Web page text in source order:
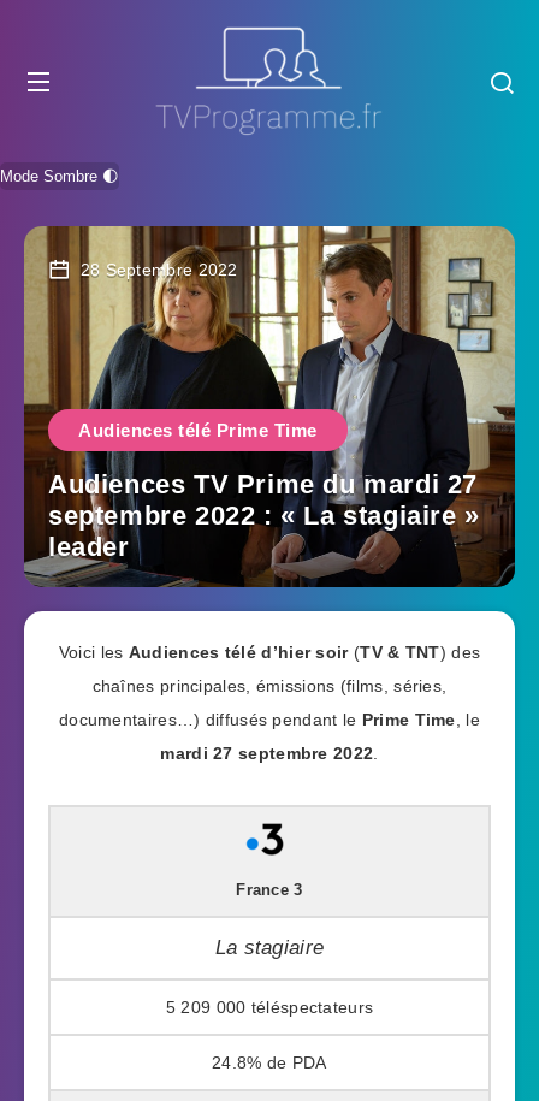
Mode Sombre 🌓
28 Septembre 2022
Audiences télé Prime Time
Audiences TV Prime du mardi 27
septembre 2022 : « La stagiaire »
leader
Voici les Audiences télé d’hier soir (TV & TNT) des
chaînes principales, émissions (films, séries,
documentaires…) diffusés pendant le Prime Time , le
mardi 27 septembre 2022
France 3
La stagiaire
5 209 000
24.8%